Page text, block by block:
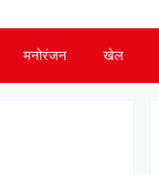
मनोरंजन खेल